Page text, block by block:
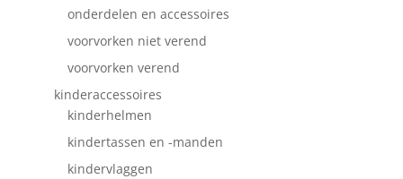
onderdelen en accessoires
voorvorken niet verend
voorvorken verend
kinderaccessoires
kinderhelmen
kindertassen en -manden
kindervlaggen